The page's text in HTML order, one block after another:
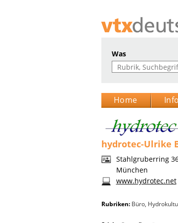
Was
Home
hydrotec-Ulrike
Stahlgruberring
München
www.hydrotec.net
Rubriken: Büro,